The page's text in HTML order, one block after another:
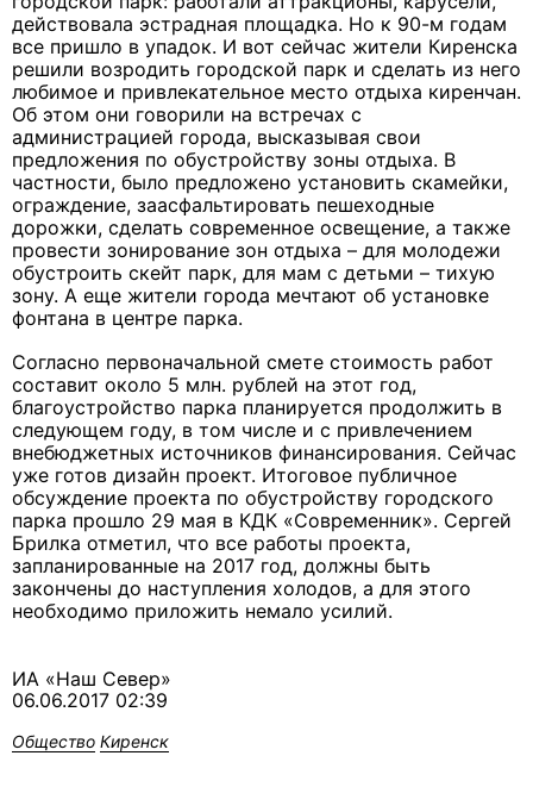
действовала эстрадная площадка. Но к 90-м годам
все пришло в упадок. И вот сейчас жители Киренска
решили возродить городской парк и сделать из него
любимое и привлекательное место отдыха киренчан.
Об этом они говорили на встречах с
администрацией города, высказывая свои
предложения по обустройству зоны отдыха. В
частности, было предложено установить скамейки,
ограждение, заасфальтировать пешеходные
дорожки, сделать современное освещение, а также
провести зонирование зон отдыха – для молодежи
обустроить скейт парк, для мам с детьми – тихую
зону. А еще жители города мечтают об установке
фонтана в центре парка.
Согласно первоначальной смете стоимость работ
составит около 5 млн. рублей на этот год,
благоустройство парка планируется продолжить в
следующем году, в том числе и с привлечением
внебюджетных источников финансирования. Сейчас
уже готов дизайн проект. Итоговое публичное
обсуждение проекта по обустройству городского
парка прошло 29 мая в КДК «Современник». Сергей
Брилка отметил, что все работы проекта,
запланированные на 2017 год, должны быть
закончены до наступления холодов, а для этого
необходимо приложить немало усилий.
ИА «Наш Север»
06.06.2017 02:39
Общество Киренск